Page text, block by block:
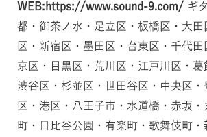
WEB:https://www.sound-9.com/ギ
都・御茶ノ水・足立区・板橋区・大田
区・新宿区・墨田区・台東区・千代田
京区・目黒区・荒川区・江戸川区・葛
渋谷区・杉並区・世田谷区・中央区・
区・港区・八王子市・水道橋・赤坂・
町・日比谷公園・有楽町・歌舞伎町・